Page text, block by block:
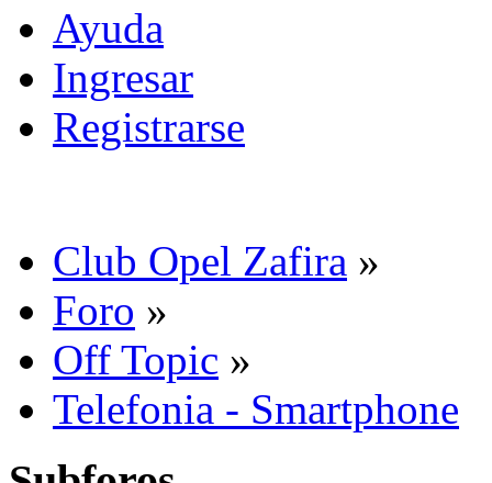
Ayuda
Ingresar
Registrarse
Club Opel Zafira »
Foro »
Off Topic »
Telefonia - Smartphone